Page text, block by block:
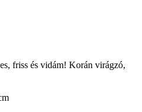
friss és vidám! Korán virágzó,